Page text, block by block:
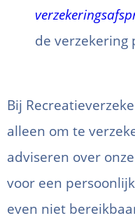
de verzekering
Bij
alleen om te
adviseren over
voor een
even niet